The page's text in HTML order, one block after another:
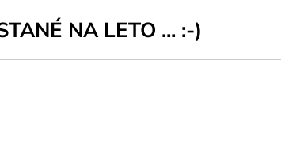
NA LETO ... :-)